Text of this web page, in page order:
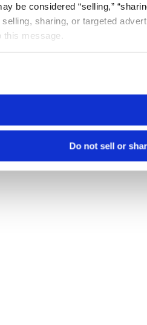
be considered “selling,”
sharing, or targeted
this message.
Do not sell or